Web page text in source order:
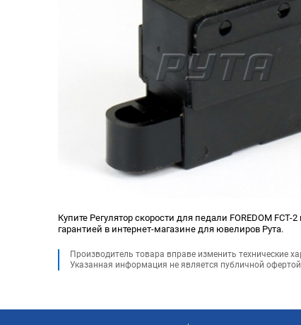
Купите Регулятор скорости для педали FOREDOM
гарантией в интернет-магазине для ювелиров Рута.
Производитель товара вправе изменить технические
Указанная информация не является публичной